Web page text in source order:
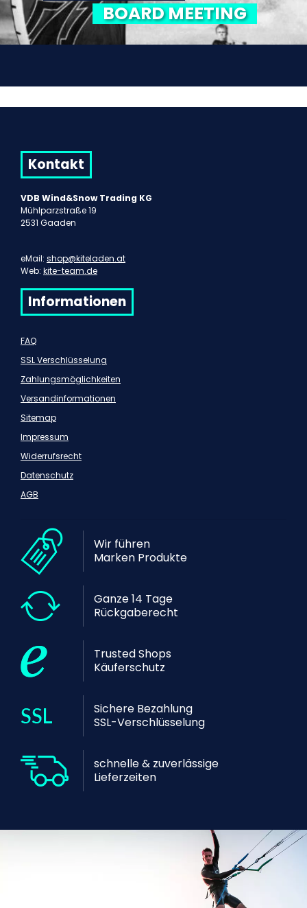
BOARD MEETING
Kontakt
VDB Wind&Snow Trading KG
Mühlparzstraße 19
2531 Gaaden
eMail: shop@kiteladen.at
Web: kite-team.de
Informationen
FAQ
SSL Verschlüsselung
Zahlungsmöglichkeiten
Versandinformationen
Sitemap
Impressum
Widerrufsrecht
Datenschutz
AGB
Wir führen
Marken Produkte
Ganze 14 Tage
Rückgaberecht
Trusted Shops
Käuferschutz
Sichere Bezahlung
SSL-Verschlüsselung
schnelle & zuverlässige
Lieferzeiten